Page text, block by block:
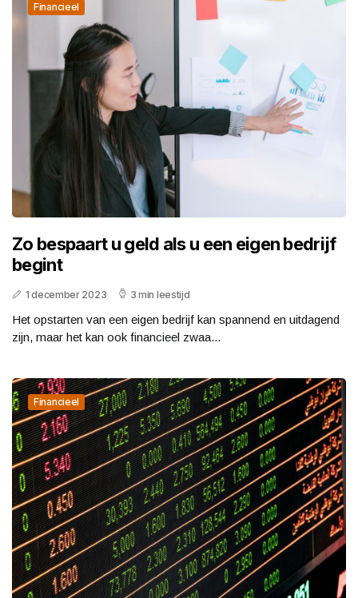
Financieel
Zo bespaart u geld als u een eigen bedrijf
begint
1 december 2023 3 min leestijd
Het opstarten van een eigen bedrijf kan spannend en uitdagend
zijn, maar het kan ook financieel zwaa...
Financieel